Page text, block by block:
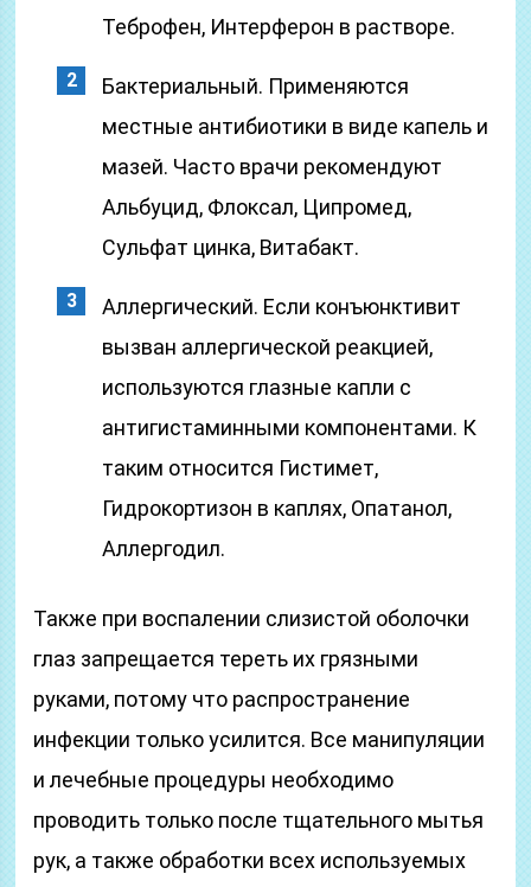
Теброфен, Интерферон в растворе.
Бактериальный. Применяются
местные антибиотики в виде капель и
мазей. Часто врачи рекомендуют
Альбуцид, Флоксал, Ципромед,
Сульфат цинка, Витабакт.
Аллергический. Если конъюнктивит
вызван аллергической реакцией,
используются глазные капли с
антигистаминными компонентами. К
таким относится Гистимет,
Гидрокортизон в каплях, Опатанол,
Аллергодил.
Также при воспалении слизистой оболочки
глаз запрещается тереть их грязными
руками, потому что распространение
инфекции только усилится. Все манипуляции
и лечебные процедуры необходимо
проводить только после тщательного мытья
рук, а также обработки всех используемых